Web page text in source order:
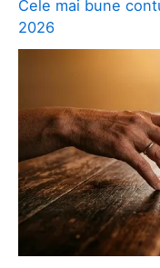
Cele mai bune
2026